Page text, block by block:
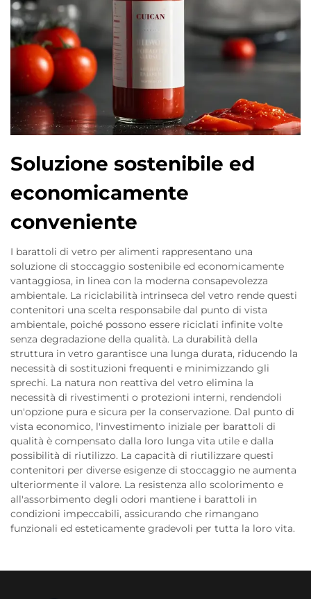
Soluzione sostenibile ed
economicamente
conveniente
I barattoli di vetro per alimenti rappresentano una
soluzione di stoccaggio sostenibile ed economicamente
vantaggiosa, in linea con la moderna consapevolezza
ambientale. La riciclabilità intrinseca del vetro rende questi
contenitori una scelta responsabile dal punto di vista
ambientale, poiché possono essere riciclati infinite volte
senza degradazione della qualità. La durabilità della
struttura in vetro garantisce una lunga durata, riducendo la
necessità di sostituzioni frequenti e minimizzando gli
sprechi. La natura non reattiva del vetro elimina la
necessità di rivestimenti o protezioni interni, rendendoli
un'opzione pura e sicura per la conservazione. Dal punto di
vista economico, l'investimento iniziale per barattoli di
qualità è compensato dalla loro lunga vita utile e dalla
possibilità di riutilizzo. La capacità di riutilizzare questi
contenitori per diverse esigenze di stoccaggio ne aumenta
ulteriormente il valore. La resistenza allo scolorimento e
all'assorbimento degli odori mantiene i barattoli in
condizioni impeccabili, assicurando che rimangano
funzionali ed esteticamente gradevoli per tutta la loro vita.